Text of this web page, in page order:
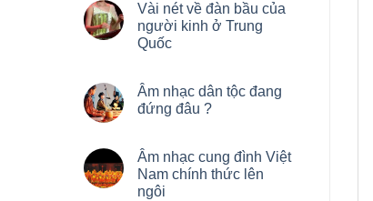
Vài nét về đàn bầu của
người kinh ở Trung
Quốc
Âm nhạc dân tộc đang
đứng đâu ?
Âm nhạc cung đình Việt
Nam chính thức lên
ngôi